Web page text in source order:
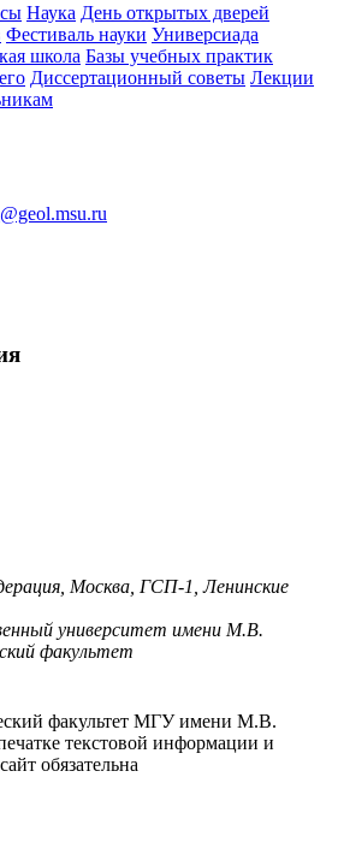
Наука День открытых дверей
Фестиваль науки Универсиада
школа Базы учебных практик
Диссертационный советы Лекции
Москва, ГСП-1, Ленинские
университет имени М.В.
факультет
факультет МГУ имени М.В.
текстовой информации и
обязательна